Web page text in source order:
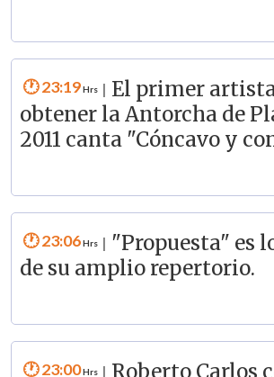
23:19
El primer
obtener la Antorcha de
2011 canta "Cóncavo y
23:06
"Propuesta" es
de su amplio repertorio.
23:00 Roberto Carlos